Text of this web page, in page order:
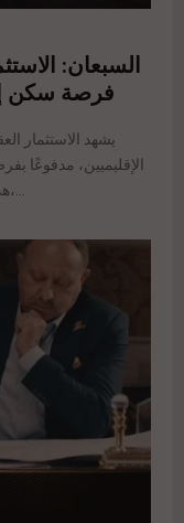
السبعان:
فرصة سكن
يشهد الاستثمار
الإقليميين، مدفوعًا
هذا السياق، كشف الشيخ سلمان خليل السبعان،...